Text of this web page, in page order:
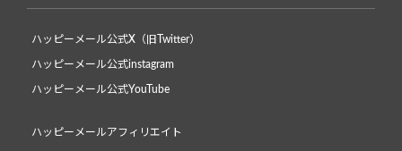
ハッピーメール公式X（旧Twitter）
ハッピーメール公式instagram
ハッピーメール公式YouTube
ハッピーメールアフィリエイト